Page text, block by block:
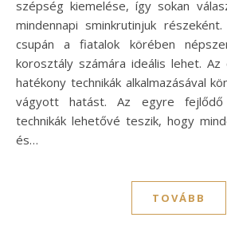
szépség kiemelése, így sokan
mindennapi sminkrutinjuk
csupán a fiatalok körében
korosztály számára ideális lehet.
hatékony technikák alkalmazásával
vágyott hatást. Az egyre fejlődő
technikák lehetővé teszik, hogy
és…
TOVÁBB